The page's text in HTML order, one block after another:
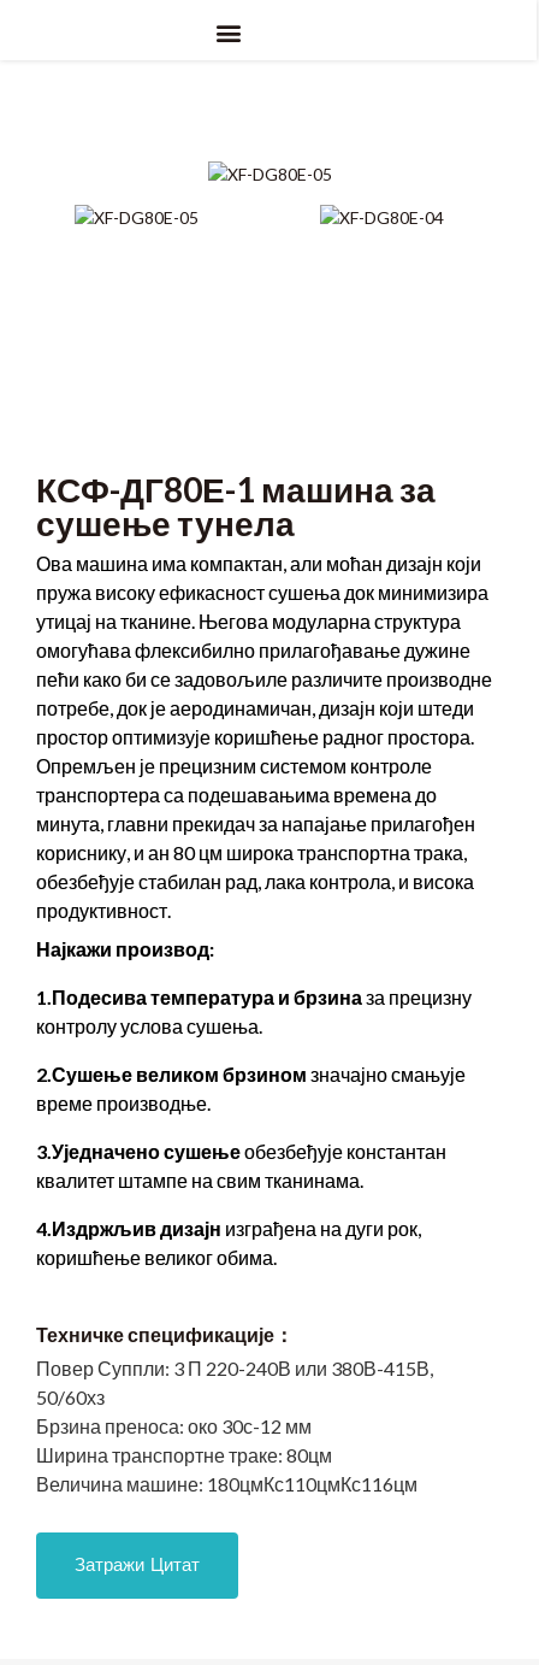
КСФ-ДГ80Е-1 машина за
сушење тунела
Ова машина има компактан, али моћан дизајн који
пружа високу ефикасност сушења док минимизира
утицај на тканине. Његова модуларна структура
омогућава флексибилно прилагођавање дужине
пећи како би се задовољиле различите производне
потребе, док је аеродинамичан, дизајн који штеди
простор оптимизује коришћење радног простора.
Опремљен је прецизним системом контроле
транспортера са подешавањима времена до
минута, главни прекидач за напајање прилагођен
кориснику, и ан 80 цм широка транспортна трака,
обезбеђује стабилан рад, лака контрола, и висока
продуктивност.
Најкажи производ:
1.Подесива температура и брзина за прецизну
контролу услова сушења.
2.Сушење великом брзином значајно смањује
време производње.
3.Уједначено сушењеобезбеђује константан
квалитет штампе на свим тканинама.
4.Издржљив дизајн изграђена на дуги рок,
коришћење великог обима.
Техничке спецификације：
Повер Суппли: 3 П 220-240В или 380В-415В,
50/60хз
Брзина преноса: око 30с-12 мм
Ширина транспортне траке: 80цм
Величина машине: 180цмКс110цмКс116цм
Затражи Цитат